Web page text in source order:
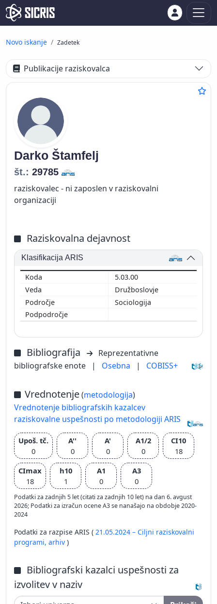
Novo iskanje Zadetek
Publikacije raziskovalca
Darko Štamfelj
št.: 29785
raziskovalec - ni zaposlen v raziskovalni
organizaciji
Raziskovalna dejavnost
Klasifikacija ARIS
5.03.00
Družboslovje
Sociologija
Bibliografija
Reprezentativne
bibliografske enote
| Osebna | COBISS+
Vrednotenje(metodologija)
Vrednotenje bibliografskih kazalcev
raziskovalne uspešnosti po metodologiji ARIS
Upoš. tč.
0
A''
0
A'
0
A1/2
0
CI10
18
CImax
18
h10
1
A1
0
A3
0
Podatki za zadnjih 5 let (citati za zadnjih 10 let) na dan 6. avgust
2026; Podatki za izračun ocene A3 se nanašajo na obdobje 2020-
2024
Podatki za razpise ARIS ( 21.05.2024 – Ciljni raziskovalni
programi, arhiv )
Bibliografski kazalci uspešnosti za
izvolitev v naziv